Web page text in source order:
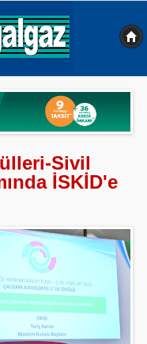
Sivil
İSKİD'e